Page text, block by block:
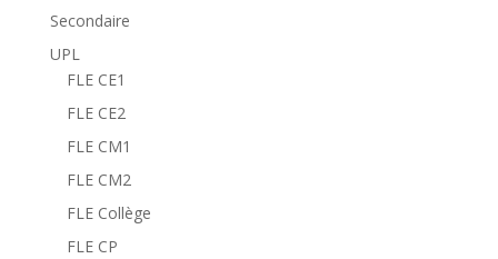
Secondaire
UPL
FLE CE1
FLE CE2
FLE CM1
FLE CM2
FLE Collège
FLE CP